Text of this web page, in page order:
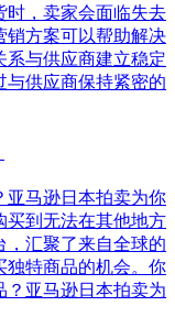
时，卖家会面临失去
销方案可以帮助解决
系与供应商建立稳定
与供应商保持紧密的
亚马逊日本拍卖为你
买到无法在其他地方
，汇聚了来自全球的
独特商品的机会。你
？亚马逊日本拍卖为